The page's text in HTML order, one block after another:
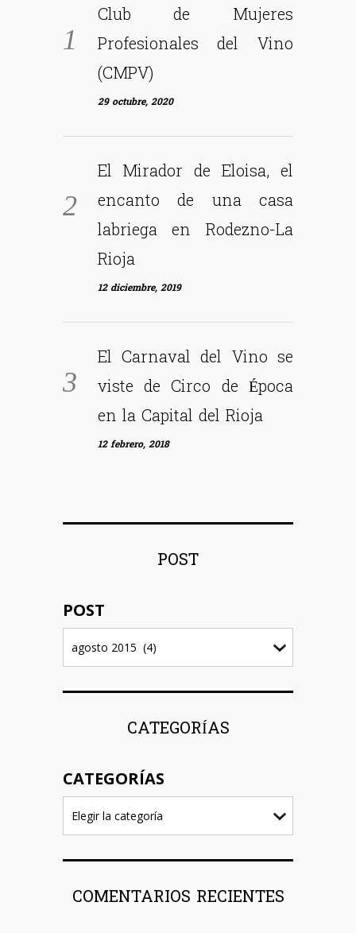
Club de Mujeres
Profesionales del Vino
(CMPV)
29 octubre, 2020
El Mirador de Eloisa, el
encanto de una casa
labriega en Rodezno-La
Rioja
12 diciembre, 2019
El Carnaval del Vino se
viste de Circo de Época
en la Capital del Rioja
12 febrero, 2018
POST
POST
CATEGORÍAS
CATEGORÍAS
COMENTARIOS RECIENTES